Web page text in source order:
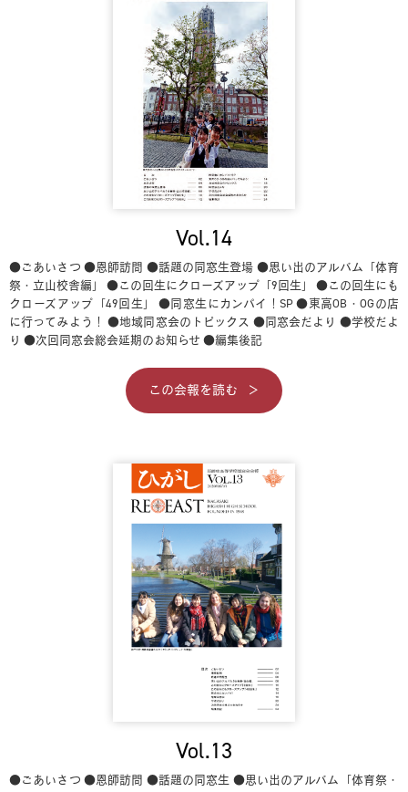
Vol.14
●ごあいさつ ●恩師訪問 ●話題の同窓生登場 ●思い出のアルバム「体育
祭・立山校舎編」
●この回生にクローズアップ「9回生」
●この回生にも
クローズアップ「49回生」
●同窓生にカンパイ！SP●東高OB・OGの店
に行ってみよう！ ●地域同窓会のトピックス ●同窓会だより ●学校だよ
り ●次回同窓会総会延期のお知らせ ●編集後記
この会報を読む
Vol.13
●ごあいさつ ●恩師訪問 ●話題の同窓生 ●思い出のアルバム「体育祭・